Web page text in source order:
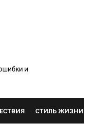
и
СТИЛЬ ЖИЗНИ